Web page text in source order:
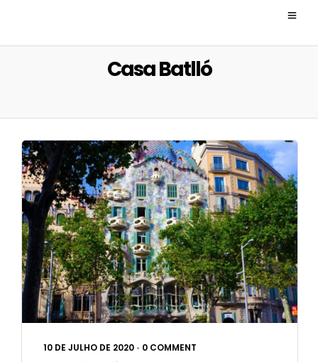
Casa Batlló
10 DE JULHO DE 2020 • 0 COMMENT